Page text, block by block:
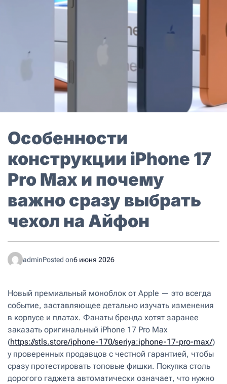
Особенности
конструкции iPhone 17
Pro Max и почему
важно сразу выбрать
чехол на Aйфон
adminPosted on6 июня 2026
Новый премиальный моноблок от Apple — это всегда
событие, заставляющее детально изучать изменения
в корпусе и платах. Фанаты бренда хотят заранее
заказать оригинальный iPhone 17 Pro Max
(https://stls.store/iphone-170/seriya:iphone-17-pro-max/)
у проверенных продавцов с честной гарантией, чтобы
сразу протестировать топовые фишки. Покупка столь
дорогого гаджета автоматически означает, что нужно